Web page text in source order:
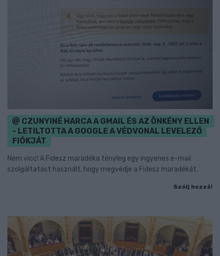
CZUNYINÉ HARCA A GMAIL ÉS AZ ÖNKÉNY ELLEN
- LETILTOTTA A GOOGLE A VÉDVONAL LEVELEZŐ
FIÓKJÁT
Nem vicc! A Fidesz maradéka tényleg egy ingyenes e-mail
szolgáltatást használt, hogy megvédje a Fidesz maradékát.
Szólj hozzá!